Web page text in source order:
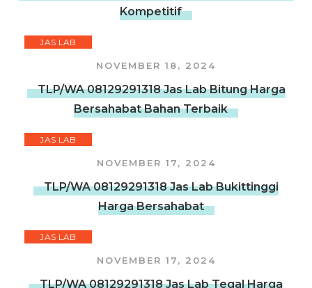
Kompetitif
JAS LAB
NOVEMBER 18, 2024
TLP/WA 08129291318 Jas Lab Bitung Harga
Bersahabat Bahan Terbaik
JAS LAB
NOVEMBER 17, 2024
TLP/WA 08129291318 Jas Lab Bukittinggi
Harga Bersahabat
JAS LAB
NOVEMBER 17, 2024
TLP/WA 08129291318 Jas Lab Tegal Harga